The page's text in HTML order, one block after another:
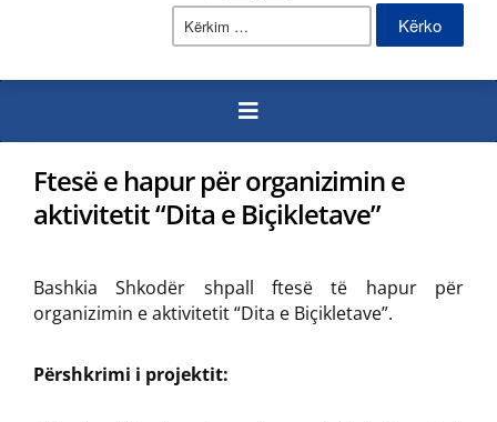
Kërko
Ftesë e hapur për organizimin e
aktivitetit “Dita e Biçikletave”
Bashkia Shkodër shpall ftesë të hapur për
organizimin e aktivitetit “Dita e Biçikletave”.
Përshkrimi i projektit: